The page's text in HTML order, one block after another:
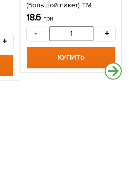
+
(Большой пакет) ТМ
"Весна" 4г
18.6 грн
- +
КУПИТЬ